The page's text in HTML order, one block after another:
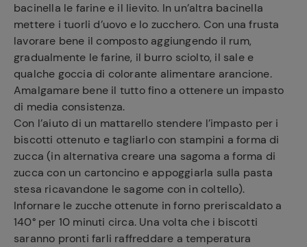
bacinella le farine e il lievito. In un’altra bacinella
mettere i tuorli d’uovo e lo zucchero. Con una frusta
lavorare bene il composto aggiungendo il rum,
gradualmente le farine, il burro sciolto, il sale e
qualche goccia di colorante alimentare arancione.
Amalgamare bene il tutto fino a ottenere un impasto
di media consistenza.
Con l’aiuto di un mattarello stendere l’impasto per i
biscotti ottenuto e tagliarlo con stampini a forma di
zucca (in alternativa creare una sagoma a forma di
zucca con un cartoncino e appoggiarla sulla pasta
stesa ricavandone le sagome con in coltello).
Infornare le zucche ottenute in forno preriscaldato a
140° per 10 minuti circa. Una volta che i biscotti
saranno pronti farli raffreddare a temperatura